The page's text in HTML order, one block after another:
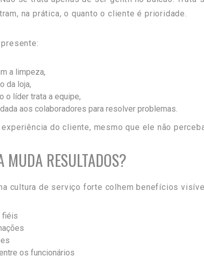
na prática, o quanto o cliente é prioridade.
a limpeza,
da loja,
o líder trata a equipe,
aos colaboradores para resolver problemas.
do cliente, mesmo que ele não
MUDA RESULTADOS?
cultura de serviço forte colhem benefícios
fiéis
os funcionários